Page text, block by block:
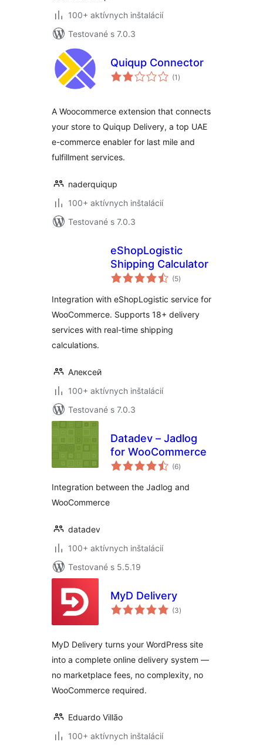
100+ aktívnych inštalácií
Testované s 7.0.3
Quiqup Connector
(1 celkové
hodnotenie
)
A Woocommerce extension that connects
your store to Quiqup Delivery, a top UAE
e-commerce enabler for last mile and
fulfillment services.
naderquiqup
100+ aktívnych inštalácií
Testované s 7.0.3
eShopLogistic
Shipping Calculator
(5celkové
hodnotenie
)
Integration with eShopLogistic service for
WooCommerce. Supports 18+ delivery
services with real-time shipping
calculations.
Алексей
100+ aktívnych inštalácií
Testované s 7.0.3
Datadev – Jadlog
for WooCommerce
(6celkové
hodnotenie
)
Integration between the Jadlog and
WooCommerce
datadev
100+ aktívnych inštalácií
Testované s 5.5.19
MyD Delivery
(3celkové
hodnotenie
)
MyD Delivery turns your WordPress site
into a complete online delivery system —
no marketplace fees, no complexity, no
WooCommerce required.
Eduardo Villão
100+ aktívnych inštalácií